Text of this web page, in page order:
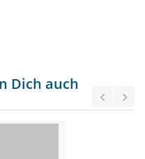
Dich auch